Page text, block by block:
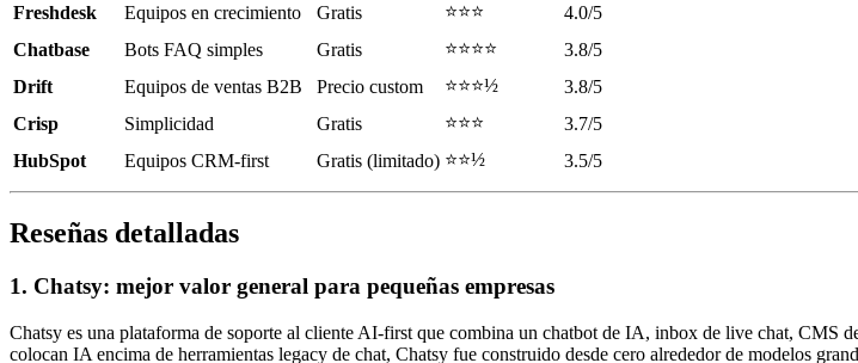
Freshdesk
Equipos en crecimiento Gratis ⭐⭐⭐
4.0/5
Chatbase
Bots FAQ simples Gratis ⭐⭐⭐⭐
3.8/5
Drift
Equipos de ventas B2B Precio custom ⭐⭐⭐½
3.8/5
Crisp
Simplicidad Gratis ⭐⭐⭐
3.7/5
HubSpot
Equipos CRM-first Gratis (limitado) ⭐⭐½ 3.5/5
Reseñas detalladas
1. Chatsy: mejor valor general para pequeñas empresas
Chatsy es una plataforma de soporte al cliente AI-first que combina un chatbot de IA, inbox de live chat, CMS
colocan IA encima de herramientas legacy de chat, Chatsy fue construido desde cero alrededor de modelos